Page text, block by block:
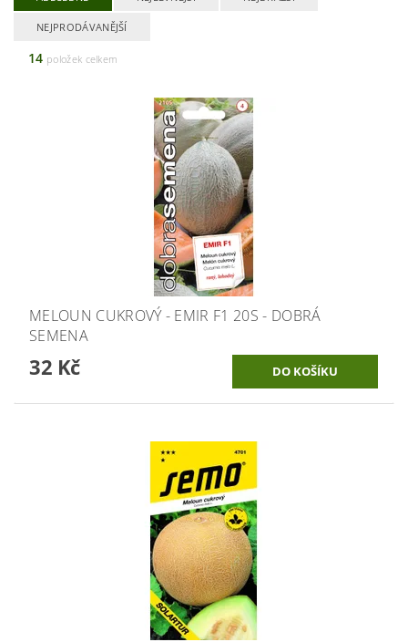
NEJPRODÁVANĚJŠÍ
14 položek celkem
MELOUN CUKROVÝ - EMIR F1 20S - DOBRÁ
SEMENA
32 Kč